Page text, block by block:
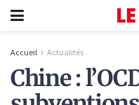
Accueil Actualités
Chine :